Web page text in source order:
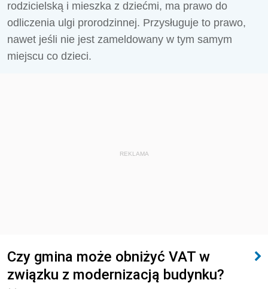
rodzicielską i mieszka z dziećmi, ma prawo do
odliczenia ulgi prorodzinnej. Przysługuje to prawo,
nawet jeśli nie jest zameldowany w tym samym
miejscu co dzieci.
REKLAMA
Czy gmina może obniżyć VAT w
związku z modernizacją budynku?